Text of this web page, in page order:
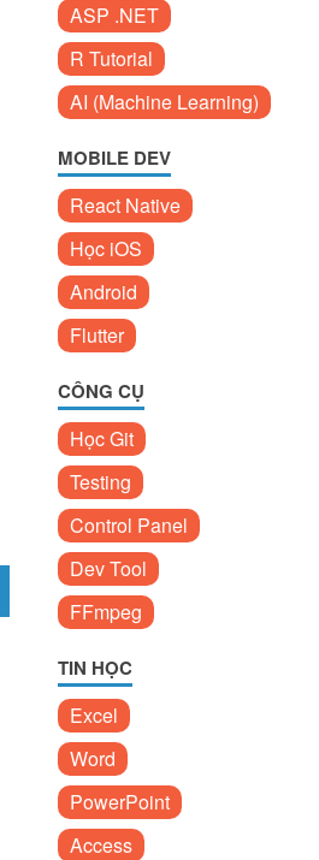
ASP .NET
R Tutorial
AI (Machine Learning)
MOBILE DEV
React Native
Học iOS
Android
Flutter
CÔNG CỤ
Học Git
Testing
Control Panel
Dev Tool
FFmpeg
TIN HỌC
Excel
Word
PowerPoint
Access